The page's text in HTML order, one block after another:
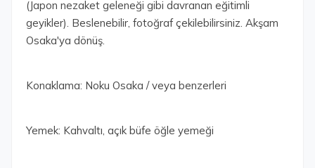
(Japon nezaket geleneği gibi davranan eğitimli
geyikler). Beslenebilir, fotoğraf çekilebilirsiniz. Akşam
Osaka'ya dönüş.
Konaklama: Noku Osaka / veya benzerleri
Yemek: Kahvaltı, açık büfe öğle yemeği